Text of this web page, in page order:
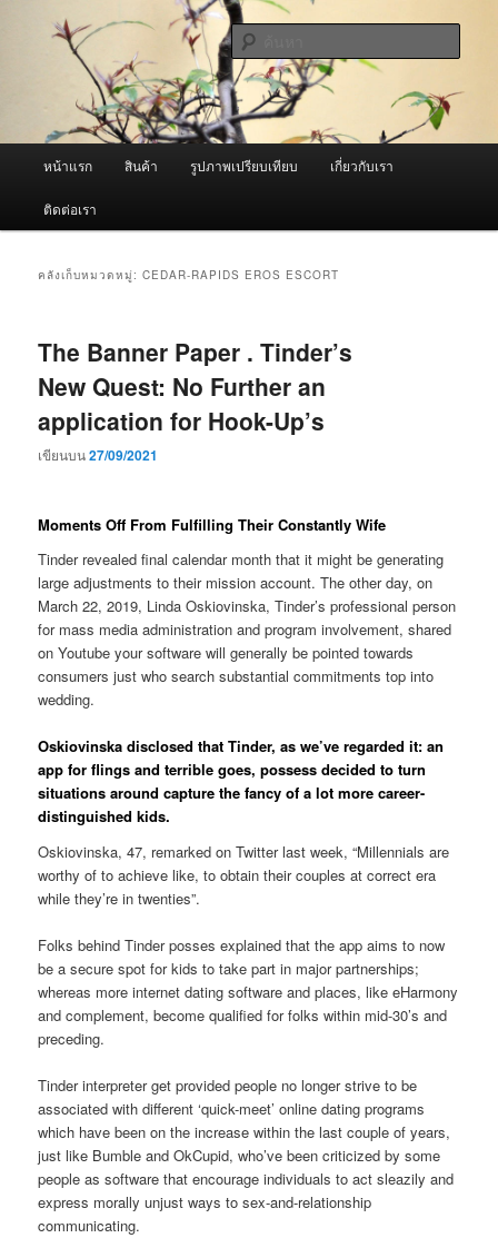
ผู้นำเข้าเครื่องพ่นหมอกควัน Best
Fogger / Fogger One และ อะไหล่
จำหน่ายเครื่องพ่นหมอกควัน คุณภาพดี บริการด้วยความจริงใจ
หน้าแรก สินค้า รูปภาพเปรียบเทียบ เกี่ยวกับเรา
ติดต่อเรา
คลังเก็บหมวดหมู่:CEDAR-RAPIDS EROS ESCORT
The Banner Paper . Tinder’s
New Quest: No Further an
application for Hook-Up’s
เขียนบน27/09/2021
Moments Off From Fulfilling Their Constantly Wife
Tinder revealed final calendar month that it might be generating
large adjustments to their mission account. The other day, on
March 22, 2019, Linda Oskiovinska, Tinder’s professional person
for mass media administration and program involvement, shared
on Youtube your software will generally be pointed towards
consumers just who search substantial commitments top into
wedding.
Oskiovinska disclosed that Tinder, as we’ve regarded it: an
app for flings and terrible goes, possess decided to turn
situations around capture the fancy of a lot more career-
distinguished kids.
Oskiovinska, 47, remarked on Twitter last week, “Millennials are
worthy of to achieve like, to obtain their couples at correct era
while they’re in twenties”.
Folks behind Tinder posses explained that the app aims to now
be a secure spot for kids to take part in major partnerships;
whereas more internet dating software and places, like eHarmony
and complement, become qualified for folks within mid-30’s and
preceding.
Tinder interpreter get provided people no longer strive to be
associated with different ‘quick-meet’ online dating programs
which have been on the increase within the last couple of years,
just like Bumble and OkCupid, who’ve been criticized by some
people as software that encourage individuals to act sleazily and
express morally unjust ways to sex-and-relationship
communicating.